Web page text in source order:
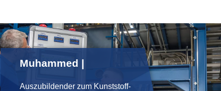
Muhammed |
Auszubildender zum Kunststoff-